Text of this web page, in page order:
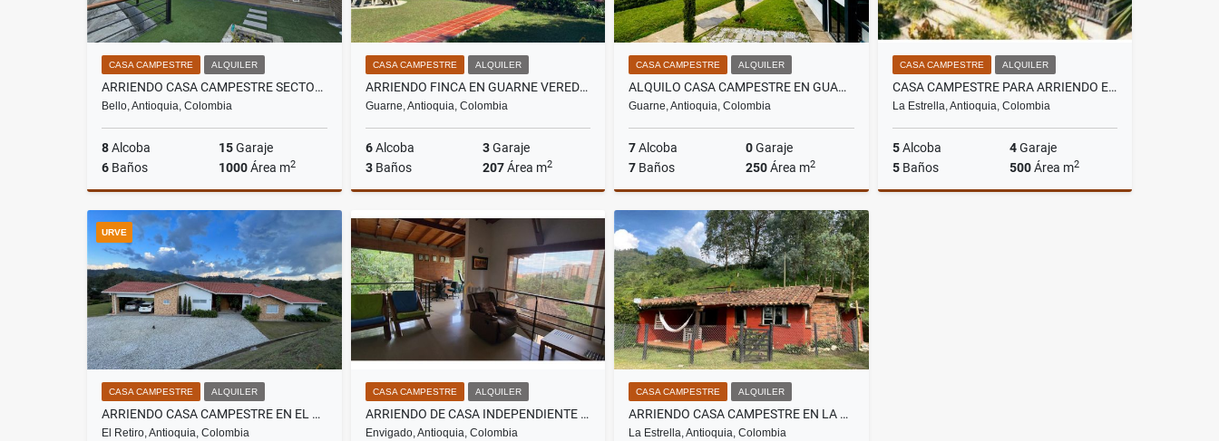
CASA CAMPESTRE ALQUILER
ARRIENDO CASA CAMPESTRE SECTOR NORTE AMERICA BELLO
Bello, Antioquia, Colombia
8Alcoba 15Garaje
6 Baños 1000Área m2
$16.000.000
CASA CAMPESTRE ALQUILER
ARRIENDO FINCA EN GUARNE VEREDA PIEDRAS BLANCAS SECTOR LOS YARUMOS
Guarne, Antioquia, Colombia
6Alcoba 3Garaje
3Baños 207Área m2
Alquiler
$3.700.000
CASA CAMPESTRE ALQUILER
ALQUILO CASA CAMPESTRE EN GUARNE VEREDA MONTAÑEZ
Guarne, Antioquia, Colombia
7Alcoba 0Garaje
7 Baños 250Área m2
Alquiler
$15.000.000
CASA CAMPESTRE ALQUILER
CASA CAMPESTRE PARA ARRIENDO EN LA ESTRELLA SECTOR SAN ISIDRO
La Estrella, Antioquia, Colombia
5Alcoba 4Garaje
5Baños 500Área m2
URVE
CASA CAMPESTRE ALQUILER
ARRIENDO CASA CAMPESTRE EN EL RETIRO ANTIOQUIA
El Retiro, Antioquia, Colombia
CASA CAMPESTRE ALQUILER
ARRIENDO DE CASA INDEPENDIENTE EN ENVIGADO SECTOR LAS ANTILLAS
Envigado, Antioquia, Colombia
CASA CAMPESTRE ALQUILER
ARRIENDO CASA CAMPESTRE EN LA ESTRELLA SECTOR SAN ISIDRO
La Estrella, Antioquia, Colombia